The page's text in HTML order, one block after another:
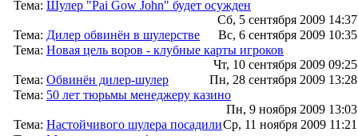
Тема: Шулер "Pai Gow John" будет осужден
Сб, 5 сентября 2009 14:37
Тема: Дилер обвинён в шулерстве
Вс, 6 сентября 2009 10:35
Тема: Новая цель воров - клубные карты игроков
Чт, 10 сентября 2009 09:25
Тема: Обвинён дилер-шулер
Пн, 28 сентября 2009 13:28
Тема: 50 лет тюрьмы менеджеру казино
Пн, 9 ноября 2009 13:03
Тема: Настойчивого шулера посадилиСр, 11 ноября 2009 11:21